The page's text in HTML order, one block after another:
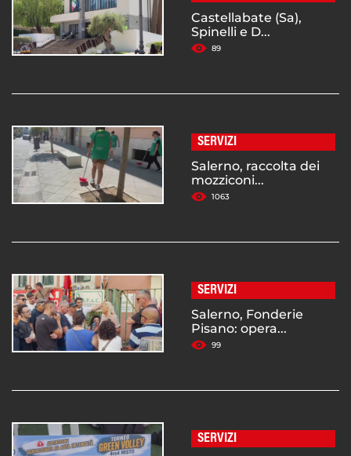
Castellabate (Sa),
Spinelli e D...
89
SERVIZI
Salerno, raccolta dei
mozziconi...
1063
SERVIZI
Salerno, Fonderie
Pisano: opera...
99
SERVIZI